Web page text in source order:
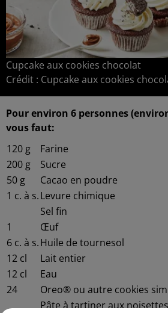
Cupcake aux cookies chocolat
Crédit : Cupcake aux cookies
Pour environ 6 personnes
vous faut:
120 g
Farine
200 g
Sucre
50 g
Cacao en poudre
1 c. à s.Levure chimique
Sel fin
1
Œuf
6 c. à s.Huile de tournesol
12 cl
Lait entier
12 cl
Eau
24
Oreo® ou autre cookies
Pâte à tartiner aux noisettes